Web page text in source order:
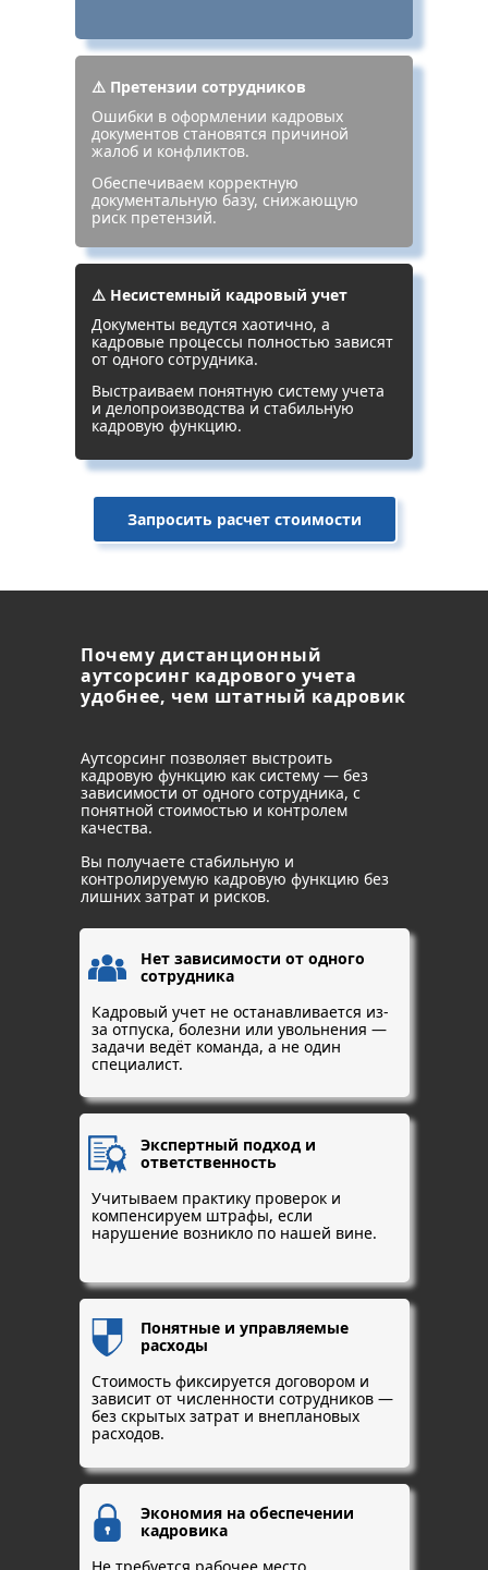
Обеспечиваем корректную
документальную базу, снижающую
риск претензий.
⚠️ Претензии сотрудников
Ошибки в оформлении кадровых
документов становятся причиной
жалоб и конфликтов.
Выстраиваем понятную систему учета
и делопроизводства и стабильную
кадровую функцию.
⚠️ Несистемный кадровый учет
Документы ведутся хаотично, а
кадровые процессы полностью зависят
от одного сотрудника.
Запросить расчет стоимости
Почему дистанционный
аутсорсинг кадрового учета
удобнее, чем штатный кадровик
Кадровый учет не останавливается из-
за отпуска, болезни или увольнения —
задачи ведёт команда, а не один
специалист.
Аутсорсинг позволяет выстроить
кадровую функцию как систему — без
зависимости от одного сотрудника, с
понятной стоимостью и контролем
качества.
Вы получаете стабильную и
контролируемую кадровую функцию без
лишних затрат и рисков.
Нет зависимости от одного
сотрудника
Учитываем практику проверок и
компенсируем штрафы, если
нарушение возникло по нашей вине.
Экспертный подход и
ответственность
Стоимость фиксируется договором и
зависит от численности сотрудников —
без скрытых затрат и внеплановых
расходов.
Понятные и управляемые
расходы
Экономия на обеспечении
кадровика